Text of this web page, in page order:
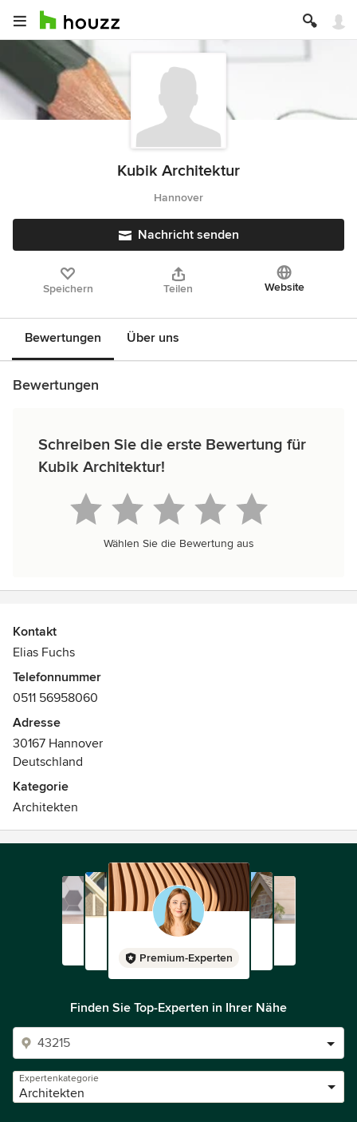
Kubik Architektur
Hannover
Nachricht senden
Speichern Teilen Website
Bewertungen Über uns
Bewertungen
Schreiben Sie die erste Bewertung für
Kubik Architektur!
Wählen Sie die Bewertung aus
Kontakt
Elias Fuchs
Telefonnummer
0511 56958060
Adresse
30167 Hannover
Deutschland
Kategorie
Architekten
Premium-Experten
Finden Sie Top-Experten in Ihrer Nähe
Expertenkategorie
Architekten